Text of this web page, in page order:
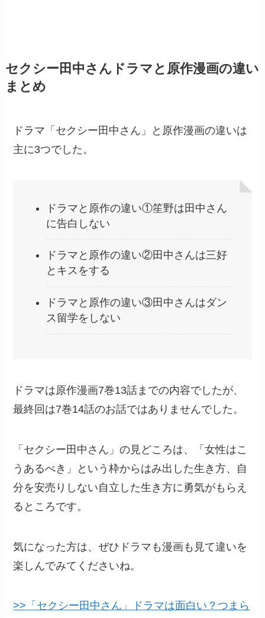
セクシー田中さんドラマと原作漫画の違い
まとめ
ドラマ「セクシー田中さん」と原作漫画の違いは
主に3つでした。
ドラマと原作の違い①笙野は田中さん
に告白しない
ドラマと原作の違い②田中さんは三好
とキスをする
ドラマと原作の違い③田中さんはダン
ス留学をしない
ドラマは原作漫画7巻13話までの内容でしたが、
最終回は7巻14話のお話ではありませんでした。
「セクシー田中さん」の見どころは、「女性はこ
うあるべき」という枠からはみ出した生き方、自
分を安売りしない自立した生き方に勇気がもらえ
るところです。
気になった方は、ぜひドラマも漫画も見て違いを
楽しんでみてくださいね。
>>「セクシー田中さん」ドラマは面白い？つまら